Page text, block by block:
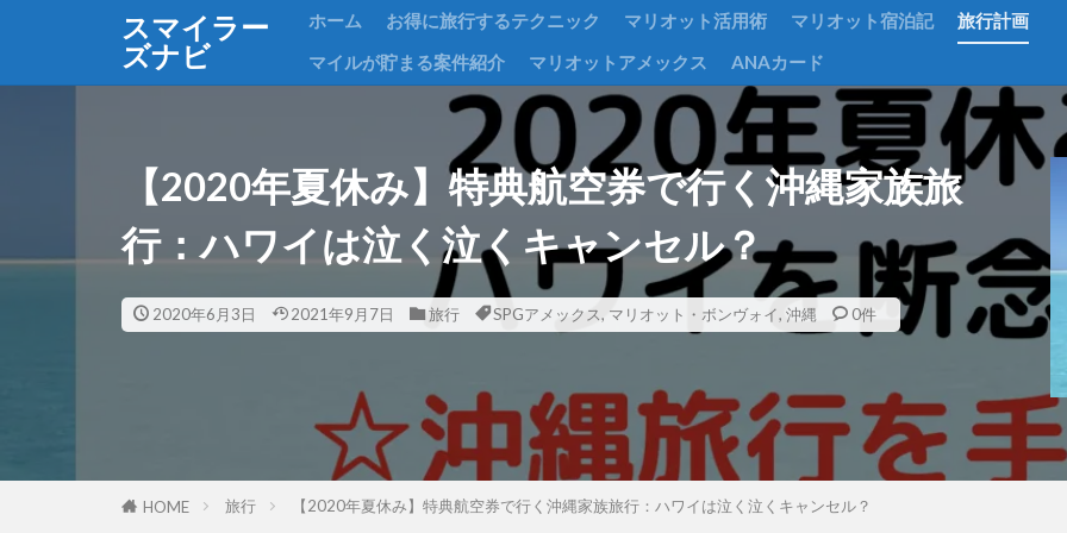
スマイラー
ズナビ
ホーム お得に旅行するテクニック マリオット活用術 マリオット宿泊記
旅行計画
マイルが貯まる案件紹介
マリオットアメックス ANAカード
【2020年夏休み】特典航空券で行く沖縄家族旅
行：ハワイは泣く泣くキャンセル？
2020年6月3日 2021年9月7日 旅行 SPGアメックス, マリオット・ボンヴォイ, 沖縄 0件
HOME 旅行 【2020年夏休み】特典航空券で行く沖縄家族旅行：ハワイは泣く泣くキャンセル？